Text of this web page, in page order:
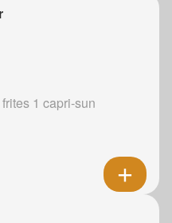
1 capri-sun